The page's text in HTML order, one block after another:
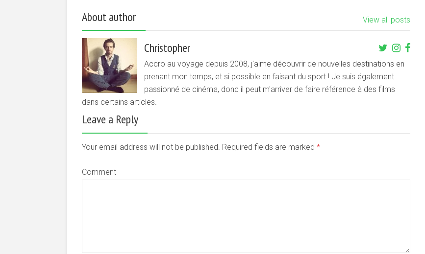
About author View all posts
Christopher
Accro au voyage depuis 2008, j'aime découvrir de nouvelles destinations en
prenant mon temps, et si possible en faisant du sport ! Je suis également
passionné de cinéma, donc il peut m'arriver de faire référence à des films
dans certains articles.
Leave a Reply
Your email address will not be published. Required fields are marked *
Comment